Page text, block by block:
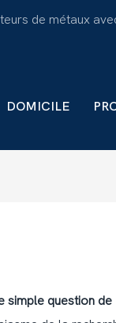
de métaux
DOMICILE
simple question de